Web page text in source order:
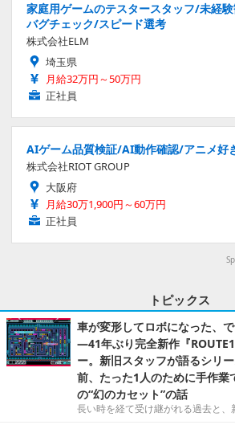
家庭用ゲームのテスタースタッフ/未経
バグチェック/スピード選考
株式会社ELM
埼玉県
月給32万円～50万円
正社員
AIゲーム品質検証/AI動作確認/アニメ好
株式会社RIOT GROUP
大阪府
月給30万1,900円～60万円
正社員
トピックス
車が変形してロボになった、
―41年ぶり完全新作『
ー。新旧スタッフが語るシリ
前、たった1人のために手作業
の“幻のカセット”の話
長い時を経て受け継がれる過去と、